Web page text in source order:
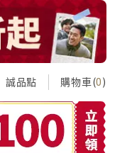
誠品點 購物車(0)